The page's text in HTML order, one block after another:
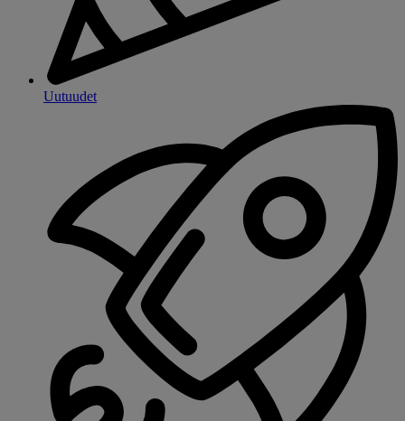
Uutuudet